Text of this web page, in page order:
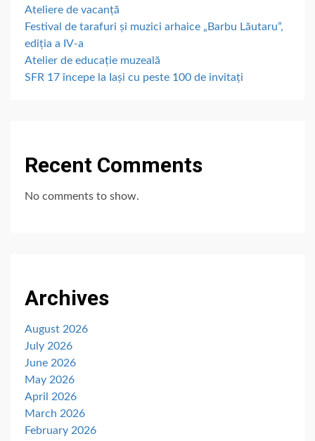
Ateliere de vacanță
Festival de tarafuri și muzici arhaice „Barbu Lăutaru”,
ediția a IV-a
Atelier de educație muzeală
SFR 17 începe la Iași cu peste 100 de invitați
Recent Comments
No comments to show.
Archives
August 2026
July 2026
June 2026
May 2026
April 2026
March 2026
February 2026